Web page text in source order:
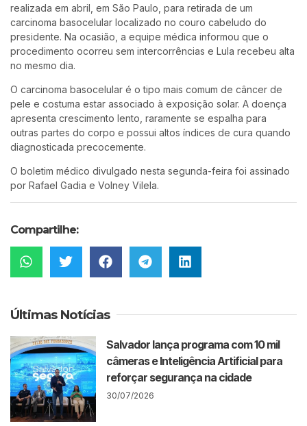
realizada em abril, em São Paulo, para retirada de um
carcinoma basocelular localizado no couro cabeludo do
presidente. Na ocasião, a equipe médica informou que o
procedimento ocorreu sem intercorrências e Lula recebeu alta
no mesmo dia.
O carcinoma basocelular é o tipo mais comum de câncer de
pele e costuma estar associado à exposição solar. A doença
apresenta crescimento lento, raramente se espalha para
outras partes do corpo e possui altos índices de cura quando
diagnosticada precocemente.
O boletim médico divulgado nesta segunda-feira foi assinado
por Rafael Gadia e Volney Vilela.
Compartilhe:
Últimas Notícias
Salvador lança programa com 10 mil
câmeras e Inteligência Artificial para
reforçar segurança na cidade
30/07/2026